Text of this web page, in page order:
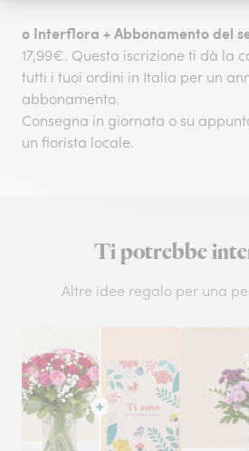
o Interflora + Abbonamento del
17,99€. Questa iscrizione ti dà la
tutti i tuoi ordini in Italia per un
abbonamento.
Consegna in giornata o su
un fiorista locale.
Ti potrebbe
Altre idee regalo per una